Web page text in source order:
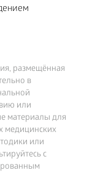
размещённая
в
или
материалы для
медицинских
или
с